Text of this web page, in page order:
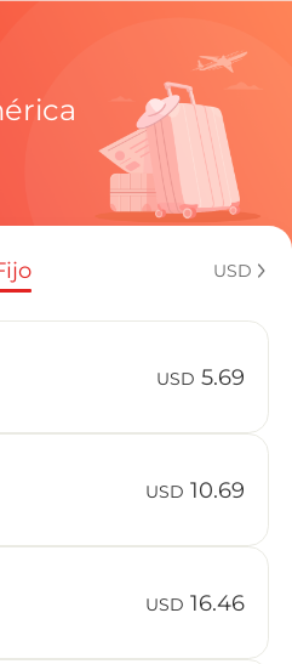
USD
USD 5.69
USD 10.69
USD 16.46